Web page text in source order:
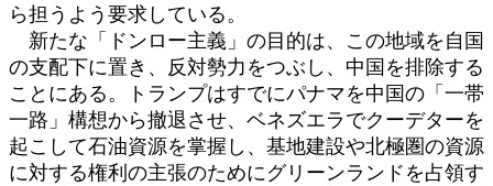
ら担うよう要求している。
新たな「ドンロー主義」の目的は、この地域を自国
の支配下に置き、反対勢力をつぶし、中国を排除する
ことにある。トランプはすでにパナマを中国の「一帯
一路」構想から撤退させ、ベネズエラでクーデターを
起こして石油資源を掌握し、基地建設や北極圏の資源
に対する権利の主張のためにグリーンランドを占領す